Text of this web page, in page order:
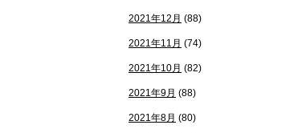
2021年12月 (88)
2021年11月 (74)
2021年10月 (82)
2021年9月 (88)
2021年8月 (80)